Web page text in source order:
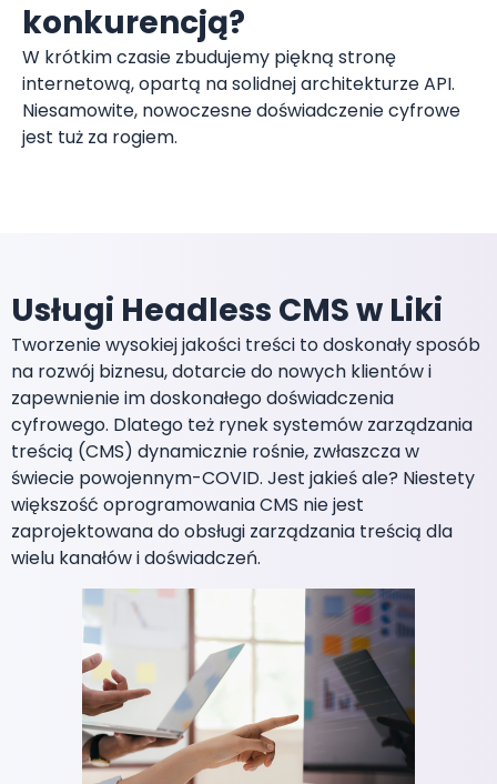
konkurencją?
W krótkim czasie zbudujemy piękną stronę
internetową, opartą na solidnej architekturze API.
Niesamowite, nowoczesne doświadczenie cyfrowe
jest tuż za rogiem.
Usługi Headless CMS w Liki
Tworzenie wysokiej jakości treści to doskonały sposób
na rozwój biznesu, dotarcie do nowych klientów i
zapewnienie im doskonałego doświadczenia
cyfrowego. Dlatego też rynek systemów zarządzania
treścią (CMS) dynamicznie rośnie, zwłaszcza w
świecie powojennym-COVID. Jest jakieś ale? Niestety
większość oprogramowania CMS nie jest
zaprojektowana do obsługi zarządzania treścią dla
wielu kanałów i doświadczeń.